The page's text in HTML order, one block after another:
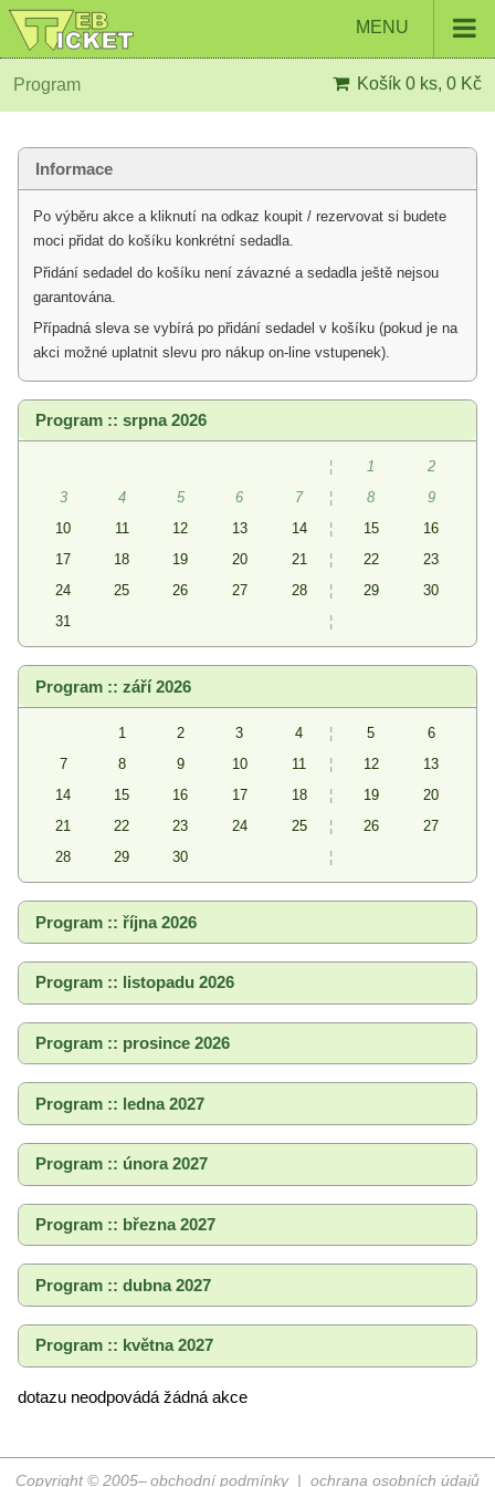
MENU
Program Košík 0 ks, 0 Kč
Informace
Po výběru akce a kliknutí na odkaz koupit / rezervovat si budete
moci přidat do košíku konkrétní sedadla.
Přidání sedadel do košíku není závazné a sedadla ještě nejsou
garantována.
Případná sleva se vybírá po přidání sedadel v košíku (pokud je na
akci možné uplatnit slevu pro nákup on-line vstupenek).
Program :: srpna 2026
¦ 1
2
3
4 5 6 7 ¦ 8
9
10
11 12 13 14 ¦ 15
16
17
18 19 20 21 ¦ 22
23
24
25 26 27 28 ¦ 29
30
31
¦
Program :: září 2026
1 2 3 4 ¦ 5
6
7
8 9 10 11 ¦ 12
13
14
15 16 17 18 ¦ 19
20
21
22 23 24 25 ¦ 26
27
28
29 30 ¦
Program :: října 2026
Program :: listopadu 2026
Program :: prosince 2026
Program :: ledna 2027
Program :: února 2027
Program :: března 2027
Program :: dubna 2027
Program :: května 2027
dotazu neodpovádá žádná akce
obchodní podmínky|ochrana osobních údajů
Copyright © 2005–